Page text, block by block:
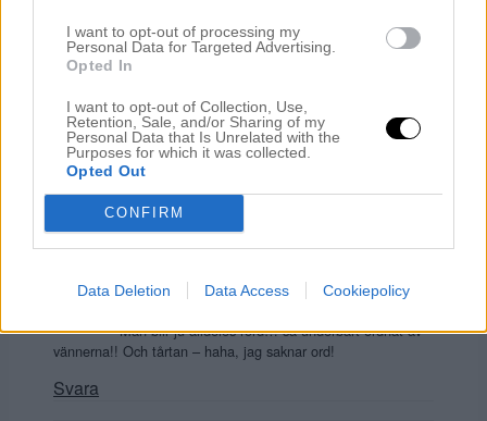
I want to opt-out of processing my
Personal Data for Targeted Advertising.
Opted In
I want to opt-out of Collection, Use,
Retention, Sale, and/or Sharing of my
Personal Data that Is Unrelated with the
Purposes for which it was collected.
Opted Out
CONFIRM
Data Deletion Data Access Cookiepolicy
mars 29, 2015 kl. 12:16
Vad fint av dem =)
Tårtan ha ha ha…
Svara
mars 29, 2015 kl. 12:23
Man blir ju alldeles rörd… så underbart ordnat av
vännerna!! Och tårtan – haha, jag saknar ord!
Svara